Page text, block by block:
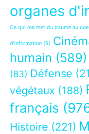
organes
Ce qui me met du baume au
d’information (9)
humain (589)
(83) Défense
végétaux (188)
français
Histoire (221)